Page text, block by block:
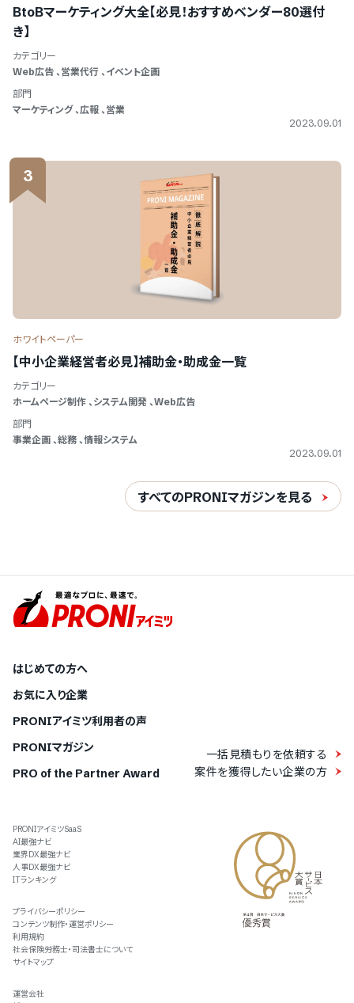
BtoBマーケティング大全【必見！おすすめベンダー80選付
き】
カテゴリー
Web広告 、 営業代行 、 イベント企画
部門
マーケティング、広報 、 営業
2023.09.01
3
ホワイトペーパー
【中小企業経営者必見】補助金・助成金一覧
カテゴリー
ホームページ制作 、 システム開発 、Web広告
部門
事業企画 、総務 、情報システム
2023.09.01
すべてのPRONIマガジンを見る
はじめての方へ
お気に入り企業
PRONIアイミツ利用者の声
PRONIマガジン
PRO of the Partner Award
一括見積もりを依頼する
案件を獲得したい企業の方
PRONIアイミツSaaS
AI最強ナビ
業界DX最強ナビ
人事DX最強ナビ
ITランキング
プライバシーポリシー
コンテンツ制作・運営ポリシー
利用規約
社会保険労務士・司法書士について
サイトマップ
運営会社